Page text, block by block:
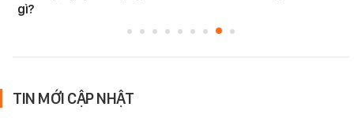
gì?
TIN MỚI CẬP NHẬT